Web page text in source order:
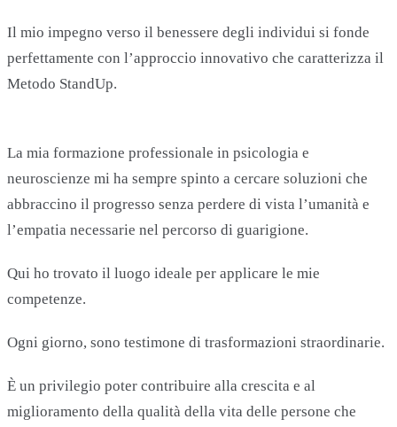
Il mio impegno verso il benessere degli individui si fonde
perfettamente con l’approccio innovativo che caratterizza il
Metodo StandUp.
La mia formazione professionale in psicologia e
neuroscienze mi ha sempre spinto a cercare soluzioni che
abbraccino il progresso senza perdere di vista l’umanità e
l’empatia necessarie nel percorso di guarigione.
Qui ho trovato il luogo ideale per applicare le mie
competenze.
Ogni giorno, sono testimone di trasformazioni straordinarie.
È un privilegio poter contribuire alla crescita e al
miglioramento della qualità della vita delle persone che